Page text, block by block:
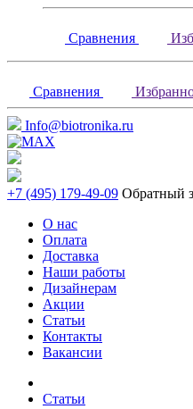
Сравнения
Сравнения
Info@biotronika.ru
+7 (495) 179-49-09 Обратный
О нас
Оплата
Доставка
Наши работы
Дизайнерам
Акции
Статьи
Контакты
Вакансии
Статьи